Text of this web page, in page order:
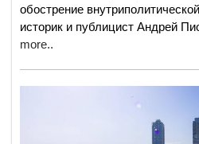
обострение
more..